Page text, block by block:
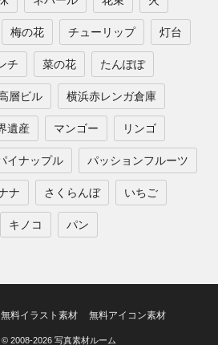
梅の花 チューリップ 灯台
チ 菜の花 たんぽぽ
層ビル 横浜赤レンガ倉庫
遺産 マンゴー リンゴ
イナップル パッションフルーツ
ナ さくらんぼ いちご
キノコ パン
無料イラスト素材 無料アイコン素材
2008-2026 写真素材ルーム